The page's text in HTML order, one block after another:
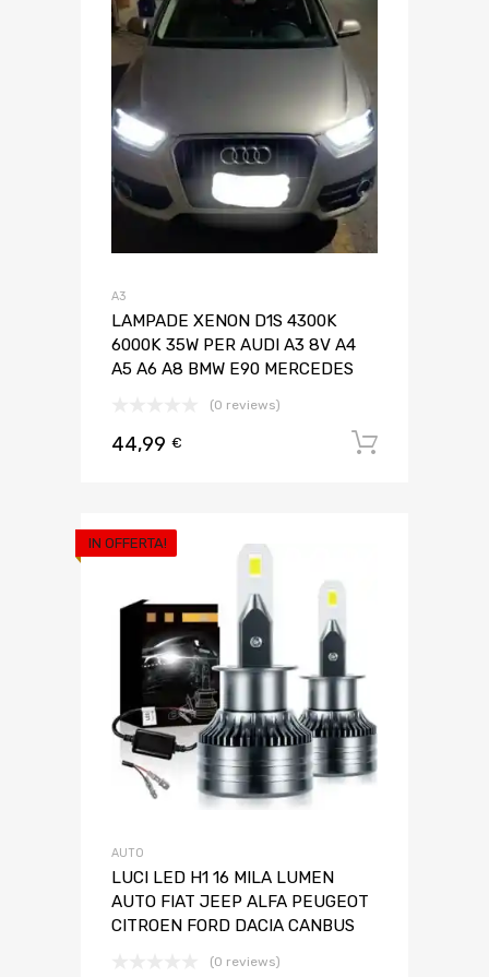
A3
LAMPADE XENON D1S 4300K
6000K 35W PER AUDI A3 8V A4
A5 A6 A8 BMW E90 MERCEDES
(0 reviews)
44,99 €
IN OFFERTA!
AUTO
LUCI LED H1 16 MILA LUMEN
AUTO FIAT JEEP ALFA PEUGEOT
CITROEN FORD DACIA CANBUS
(0 reviews)